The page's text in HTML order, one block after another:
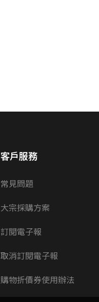
客戶服務
常見問題
大宗採購方案
訂閱電子報
取消訂閱電子報
購物折價券使用辦法